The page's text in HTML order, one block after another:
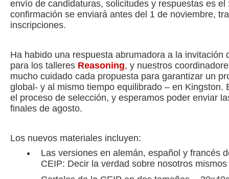
envío de candidaturas, solicitudes y respuestas es el
confirmación se enviará antes del 1 de noviembre,
inscripciones.
Ha habido una respuesta abrumadora a la invitación
para los talleres Reasoning, y nuestros
mucho cuidado cada propuesta para garantizar un
global- y al mismo tiempo equilibrado – en Kingston.
el proceso de selección, y esperamos poder enviar
finales de agosto.
Los nuevos materiales incluyen:
Las versiones en alemán, español y francés
CEIP: Decir la verdad sobre nosotros